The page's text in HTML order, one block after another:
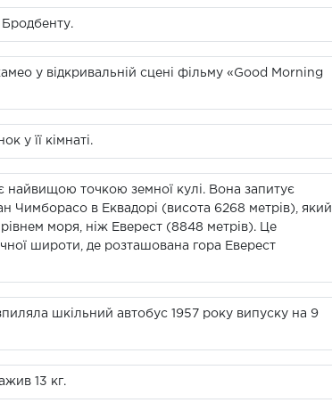
Бродбенту.
у відкривальній сцені фільму «Good Morning
у її кімнаті.
найвищою точкою земної кулі. Вона запитує
Чимборасо в Еквадорі (висота 6268 метрів), який
моря, ніж Еверест (8848 метрів). Це
широти, де розташована гора Еверест
шкільний автобус 1957 року випуску на 9
13 кг.